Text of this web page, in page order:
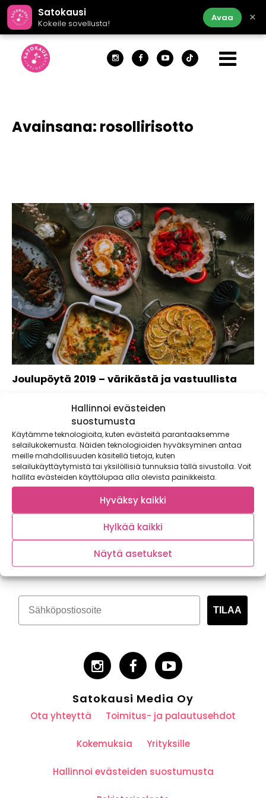
Hallinnoi evästeiden
suostumusta
Käytämme teknologioita, kuten evästeitä parantaaksemme
selailukokemusta. Näiden teknologioiden hyväksyminen antaa
meille mahdollisuuden käsitellä tietoja, kuten
selailukäyttäytymistä tai yksilöllisiä tunnuksia tällä sivustolla. Voit
hallita evästeiden käyttölupaa alla olevista painikkeista.
Hyväksy kaikki
Hylkää kaikki
Näytä asetukset
Satokausi
Kokeile sovellusta!
Avaa ×
Avainsana: rosollirisotto
Joulupöytä 2019 – värikästä ja vastuullista
yhteen. Suomalainen ruoka on arvossaan, ja sitä...
Tilaa kasvispitoinen uutiskirje
TILAA
Satokausi Media Oy
Ota yhteyttä Toimitus- ja palautusehdot
Kokemuksia Yrityksille
Hallinnoi evästeiden suostumusta